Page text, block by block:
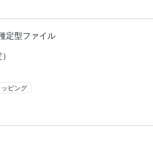
定型ファイル
ピング